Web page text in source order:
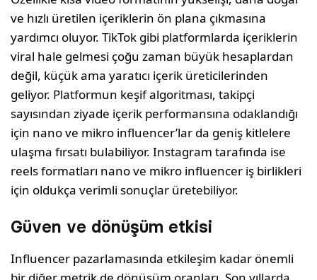
ve hızlı üretilen içeriklerin ön plana çıkmasına
yardımcı oluyor. TikTok gibi plat­formlarda içeriklerin
viral hale gelmesi çoğu zaman büyük hesaplardan
değil, küçük ama yaratıcı içerik üreticilerinden
geliyor. Platfor­mun keşif algoritması, takipçi
sayısından ziyade içerik performansına odaklandığı
için nano ve mikro influencer’lar da geniş kitlelere
ulaşma fırsatı bulabiliyor. Instagram tarafında ise
reels formatları nano ve mikro influencer iş birlikleri
için oldukça verimli sonuçlar üretebiliyor.
Güven ve dönüşüm etkisi
Influencer pazarlamasında etkileşim kadar önemli